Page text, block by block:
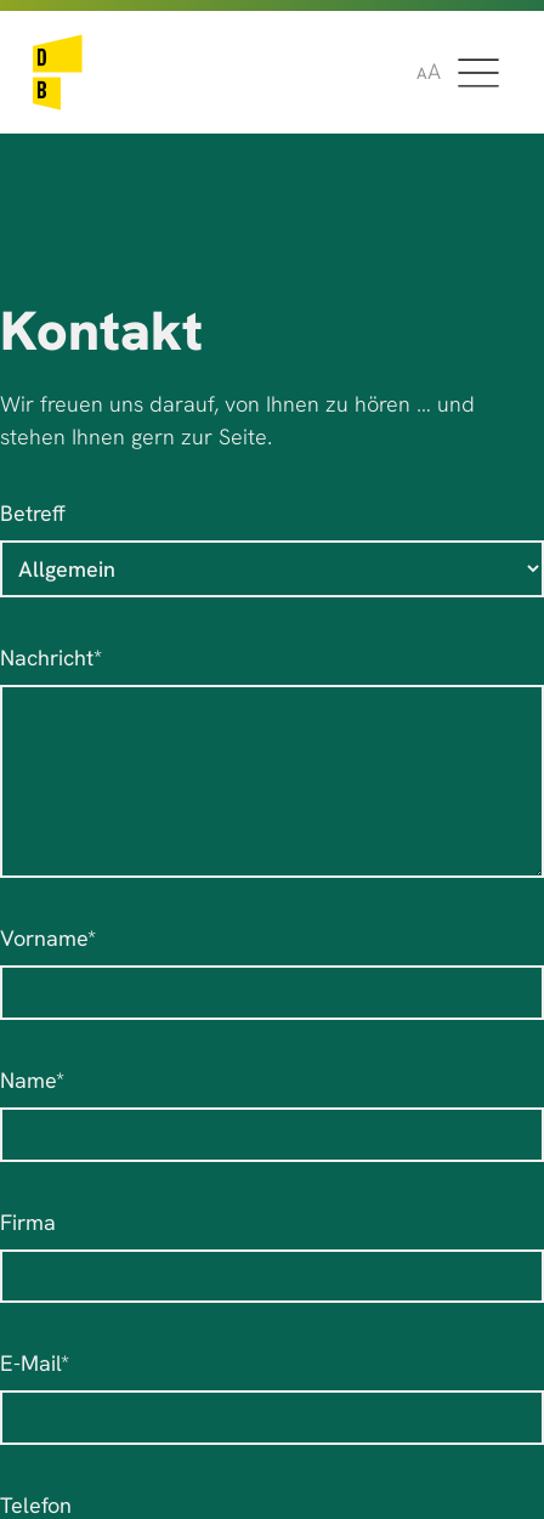
AA
Kontakt
Wir freuen uns darauf, von Ihnen zu hören … und
stehen Ihnen gern zur Seite.
Betreff
Pflichtfeld
Nachricht*
Pflichtfeld
Vorname*
Pflichtfeld
Name*
Firma
Pflichtfeld
E-Mail*
Telefon